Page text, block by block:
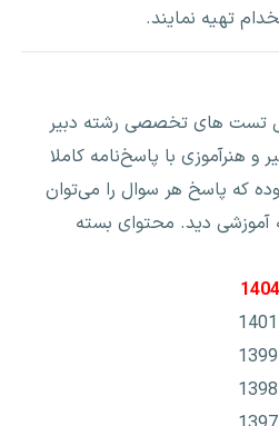
تهیه نمایند.
تست های تخصصی رشته دبیر
و هنرآموزی با پاسخ‌نامه کاملا
که پاسخ هر سوال را می‌توان
آموزشی دید. محتوای بسته